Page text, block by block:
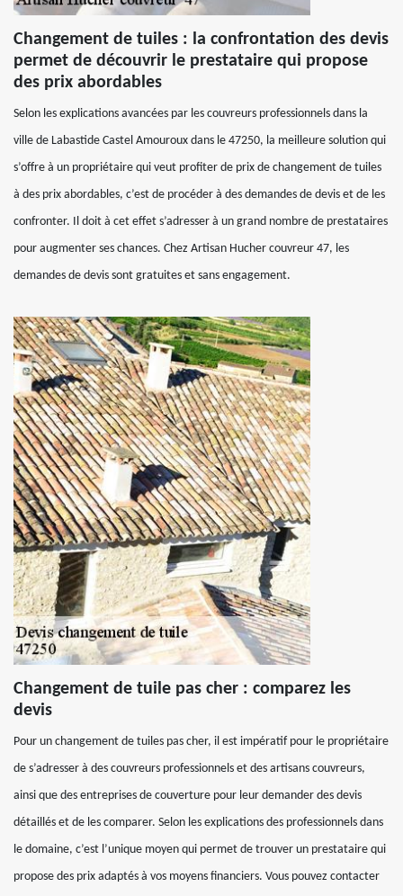
Changement de tuiles : la confrontation des devis
permet de découvrir le prestataire qui propose
des prix abordables
Selon les explications avancées par les couvreurs professionnels dans la
ville de Labastide Castel Amouroux dans le 47250, la meilleure solution qui
s’offre à un propriétaire qui veut profiter de prix de changement de tuiles
à des prix abordables, c’est de procéder à des demandes de devis et de les
confronter. Il doit à cet effet s’adresser à un grand nombre de prestataires
pour augmenter ses chances. Chez Artisan Hucher couvreur 47, les
demandes de devis sont gratuites et sans engagement.
Changement de tuile pas cher : comparez les
devis
Pour un changement de tuiles pas cher, il est impératif pour le propriétaire
de s’adresser à des couvreurs professionnels et des artisans couvreurs,
ainsi que des entreprises de couverture pour leur demander des devis
détaillés et de les comparer. Selon les explications des professionnels dans
le domaine, c’est l’unique moyen qui permet de trouver un prestataire qui
propose des prix adaptés à vos moyens financiers. Vous pouvez contacter